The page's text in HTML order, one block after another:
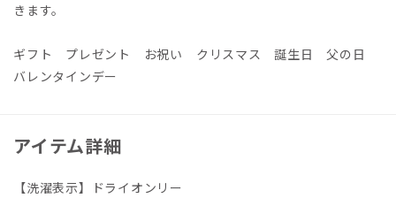
きます。
ギフト プレゼント お祝い クリスマス 誕生日 父の日
バレンタインデー
アイテム詳細
【洗濯表示】ドライオンリー